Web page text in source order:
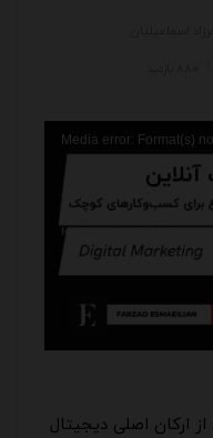
Media error: Format(s)
fundamentals/026-Different-
ارکان اصلی دیجیتال